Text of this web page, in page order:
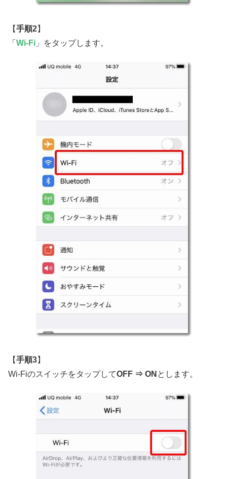
【手順2】
「 Wi-Fi 」をタップします。
【手順3】
Wi-FiのスイッチをタップしてOFF ⇒ ON とします。